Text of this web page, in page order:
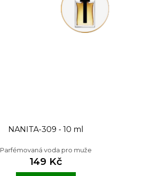
NANITA-309 - 10 ml
Parfémovaná voda pro muže
149 Kč